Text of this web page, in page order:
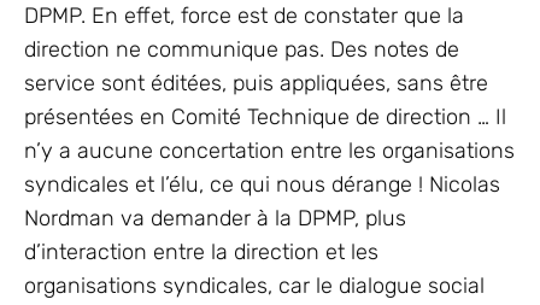
DPMP. En effet, force est de constater que la
direction ne communique pas. Des notes de
service sont éditées, puis appliquées, sans être
présentées en Comité Technique de direction … Il
n’y a aucune concertation entre les organisations
syndicales et l’élu, ce qui nous dérange ! Nicolas
Nordman va demander à la DPMP, plus
d’interaction entre la direction et les
organisations syndicales, car le dialogue social